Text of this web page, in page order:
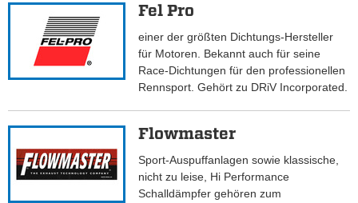
Fel Pro
einer der größten Dichtungs-Hersteller
für Motoren. Bekannt auch für seine
Race-Dichtungen für den professionellen
Rennsport. Gehört zu DRiV Incorporated.
Flowmaster
Sport-Auspuffanlagen sowie klassische,
nicht zu leise, Hi Performance
Schalldämpfer gehören zum